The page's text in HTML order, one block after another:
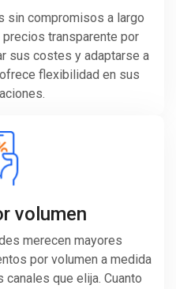
sin compromisos a largo
transparente por
sus costes y adaptarse a
flexibilidad en sus
volumen
merecen mayores
por volumen a medida
que elija. Cuanto